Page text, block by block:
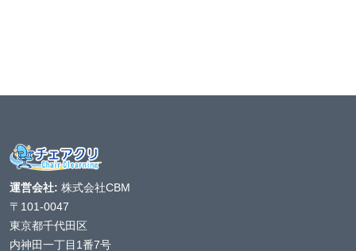
運営会社: 株式会社CBM
〒101-0047
東京都千代田区
内神田一丁目1番7号